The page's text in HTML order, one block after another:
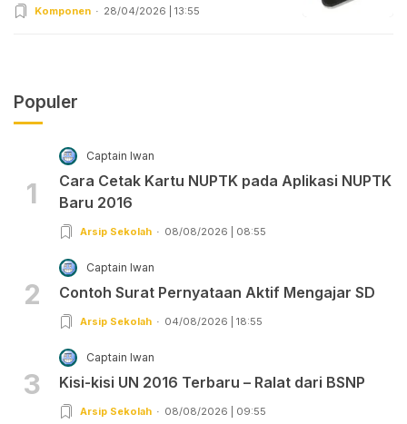
Komponen 28/04/2026 | 13:55
Populer
1
Captain Iwan
Cara Cetak Kartu NUPTK pada Aplikasi NUPTK
Baru 2016
Arsip Sekolah 08/08/2026 | 08:55
2
Captain Iwan
Contoh Surat Pernyataan Aktif Mengajar SD
Arsip Sekolah 04/08/2026 | 18:55
3
Captain Iwan
Kisi-kisi UN 2016 Terbaru – Ralat dari BSNP
Arsip Sekolah 08/08/2026 | 09:55